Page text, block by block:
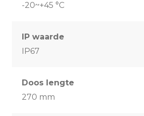
-20~+45 °C
IP waarde
IP67
Doos lengte
270 mm